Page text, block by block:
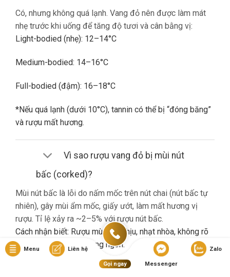
Có, nhưng không quá lạnh. Vang đỏ nên được làm mát
nhẹ trước khi uống để tăng độ tươi và cân bằng vị:
Light-bodied (nhẹ): 12–14°C
Medium-bodied: 14–16°C
Full-bodied (đậm): 16–18°C
*Nếu quá lạnh (dưới 10°C), tannin có thể bị “đóng băng”
và rượu mất hương.
Vì sao rượu vang đỏ bị mùi nút
bấc (corked)?
Mùi nút bấc là lỗi do nấm mốc trên nút chai (nút bấc tự
nhiên), gây mùi ẩm mốc, giấy ướt, làm mất hương vị
rượu. Tỉ lệ xảy ra ~2–5% với rượu nút bấc.
Cách nhận biết: Rượu mùi khó chịu, nhạt nhòa, không rõ
hương trái cây dù là vang ngon.
Nếu gặp lỗi này, bạn nên liên hệ cửa hàng đổi trả (nếu có
Menu Liên hệ
Gọi ngay Messenger
Zalo